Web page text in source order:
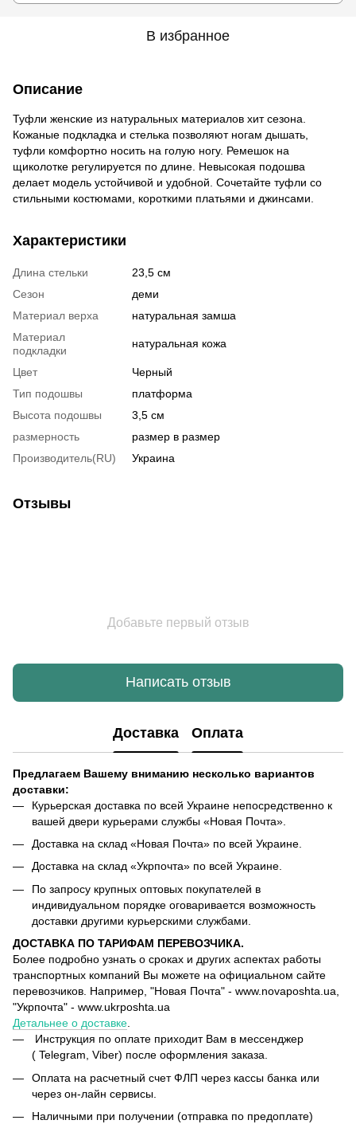
В избранное
Описание
Туфли женские из натуральных материалов хит сезона.
Кожаные подкладка и стелька позволяют ногам дышать,
туфли комфортно носить на голую ногу. Ремешок на
щиколотке регулируется по длине. Невысокая подошва
делает модель устойчивой и удобной. Сочетайте туфли со
стильными костюмами, короткими платьями и джинсами.
Характеристики
Длина стельки
23,5 см
Сезон
деми
Материал верха
натуральная замша
Материал
подкладки
натуральная кожа
Цвет
Черный
Тип подошвы
платформа
Высота подошвы
3,5 см
размерность
размер в размер
Производитель(RU)
Украина
Отзывы
Добавьте первый отзыв
Написать отзыв
Доставка Оплата
Предлагаем Вашему вниманию несколько вариантов
доставки:
Курьерская доставка по всей Украине непосредственно к
вашей двери курьерами службы «Новая Почта».
Доставка на склад «Новая Почта» по всей Украине.
Доставка на склад «Укрпочта» по всей Украине.
По запросу крупных оптовых покупателей в
индивидуальном порядке оговаривается возможность
доставки другими курьерскими службами.
ДОСТАВКА ПО ТАРИФАМ ПЕРЕВОЗЧИКА.
Более подробно узнать о сроках и других аспектах работы
транспортных компаний Вы можете на официальном сайте
перевозчиков. Например, "Новая Почта" - www.novaposhta.ua,
"Укрпочта" - www.ukrposhta.ua
Детальнее о доставке
Инструкция по оплате приходит Вам в мессенджер
( Telegram, Viber) после оформления заказа.
Оплата на расчетный счет ФЛП через кассы банка или
через он-лайн сервисы.
Наличными при получении (отправка по предоплате)